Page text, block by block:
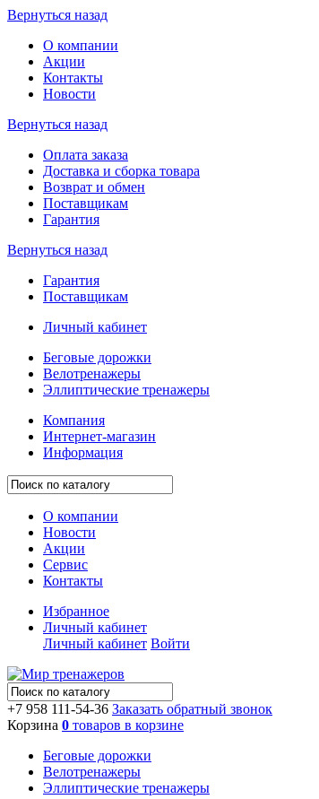
Вернуться назад
О компании
Акции
Контакты
Новости
Вернуться назад
Оплата заказа
Доставка и сборка товара
Возврат и обмен
Поставщикам
Гарантия
Вернуться назад
Гарантия
Поставщикам
Личный кабинет
Беговые дорожки
Велотренажеры
Эллиптические тренажеры
Компания
Интернет-магазин
Информация
О компании
Новости
Акции
Сервис
Контакты
Избранное
Личный кабинет
Личный кабинет Войти
+7 958 111-54-36 Заказать обратный звонок
Корзина 0 товаров в корзине
Беговые дорожки
Велотренажеры
Эллиптические тренажеры